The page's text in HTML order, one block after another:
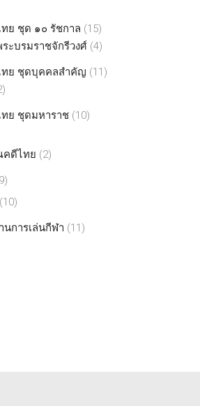
ย ชุด ๑๐ รัชกาล (15)
ะบรมราชจักรีวงศ์ (4)
ทย ชุดบุคคลสำคัญ (11)
ทย ชุดมหาราช (10)
คดีไทย (2)
(10)
การเล่นกีฬา (11)